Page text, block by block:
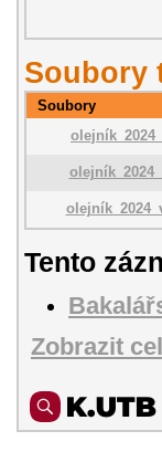
Soubory
Soubory
Tento
Zobrazit